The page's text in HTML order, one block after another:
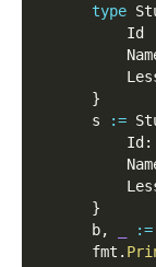
type
}
      s
:=
          Id
:
}
      b
, :=
      fmt
.